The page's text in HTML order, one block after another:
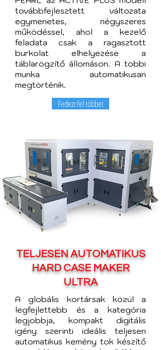
továbbfejlesztett változata
egymenetes, négyszeres
működéssel, ahol a kezelő
feladata csak a ragasztott
burkolat elhelyezése a
táblarögzítő állomáson. A többi
munka automatikusan
megtörténik.
Fedezz fel többet
TELJESEN AUTOMATIKUS
HARD CASE MAKER
ULTRA
A globális kortársak közül a
legfejlettebb és a kategória
legjobbja, kompakt digitális
igény szerinti ideális teljesen
automatikus kemény tok készítő